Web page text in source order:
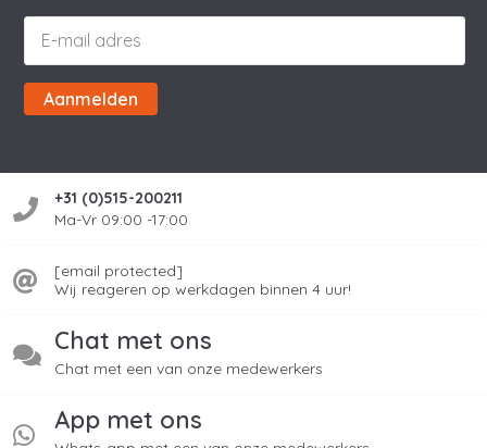
Aanmelden
+31 (0)515-200211
Ma-Vr 09:00 -17:00
[email protected]
Wij reageren op werkdagen binnen 4 uur!
Chat met ons
Chat met een van onze medewerkers
App met ons